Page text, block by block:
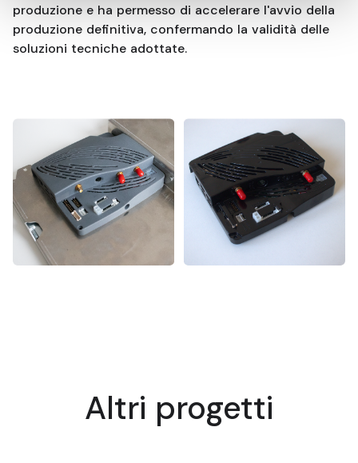
produzione e ha permesso di accelerare l'avvio della
produzione definitiva, confermando la validità delle
soluzioni tecniche adottate.
Altri progetti